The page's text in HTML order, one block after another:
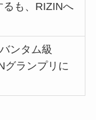
るも、RIZINへ
ンタム級
グランプリに